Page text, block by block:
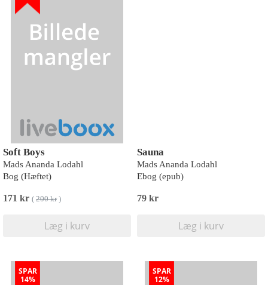
Soft Boys
Mads Ananda Lodahl
Bog (Hæftet)
171 kr ( 200 kr)
Læg i kurv
Sauna
Mads Ananda Lodahl
Ebog (epub)
79 kr
Læg i kurv
SPAR
14%
SPAR
12%